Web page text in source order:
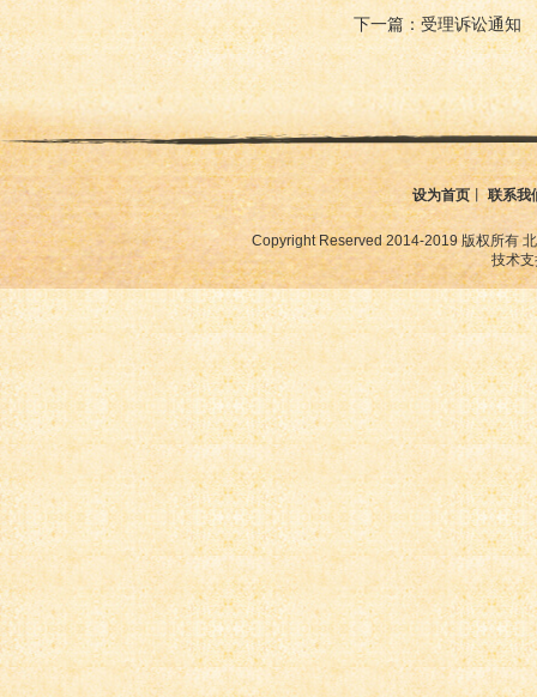
下一篇：受理诉讼通知
设为首页丨联系我
Copyright Reserved 2014-2019 版权所有
技术